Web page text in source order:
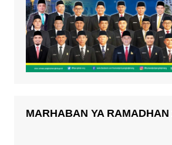
MARHABAN YA RAMADHAN